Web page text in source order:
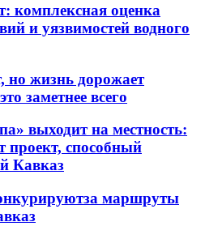
комплексная оценка
и уязвимостей водного
но жизнь дорожает
заметнее всего
выходит на местность:
проект, способный
Кавказ
маршруты